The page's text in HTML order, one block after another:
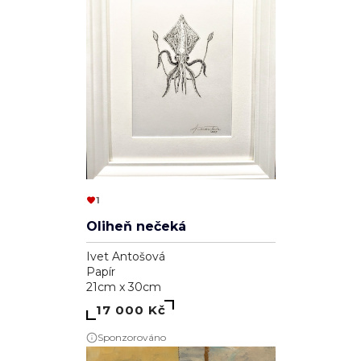
1
Oliheň nečeká
Ivet Antošová
Papír
21cm x 30cm
17 000 Kč
Sponzorováno